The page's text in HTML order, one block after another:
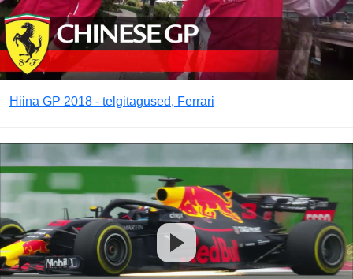
Hiina GP 2018 - telgitagused, Ferrari